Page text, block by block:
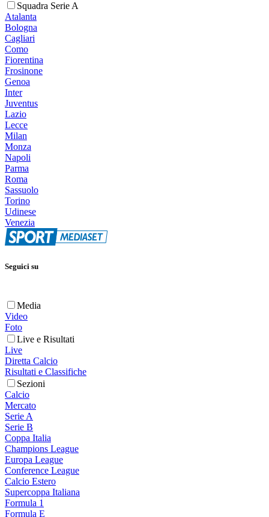
Squadra Serie A
Atalanta
Bologna
Cagliari
Como
Fiorentina
Frosinone
Genoa
Inter
Juventus
Lazio
Lecce
Milan
Monza
Napoli
Parma
Roma
Sassuolo
Torino
Udinese
Venezia
Seguici su
Media
Video
Foto
Live e Risultati
Live
Diretta Calcio
Risultati e Classifiche
Sezioni
Calcio
Mercato
Serie A
Serie B
Coppa Italia
Champions League
Europa League
Conference League
Calcio Estero
Supercoppa Italiana
Formula 1
Formula E